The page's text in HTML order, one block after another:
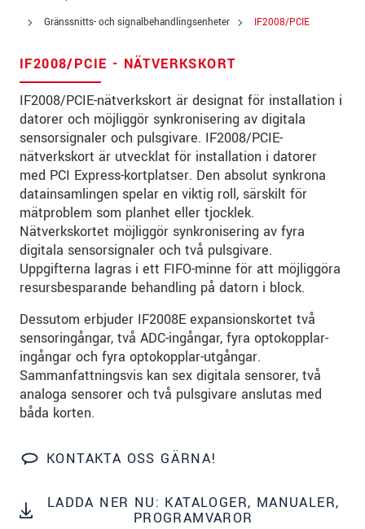
Gränssnitts- och signalbehandlingsenheter
IF2008/PCIE
IF2008/PCIE - NÄTVERKSKORT
IF2008/PCIE-nätverkskort är designat för installation i
datorer och möjliggör synkronisering av digitala
sensorsignaler och pulsgivare. IF2008/PCIE-
nätverkskort är utvecklat för installation i datorer
med PCI Express-kortplatser. Den absolut synkrona
datainsamlingen spelar en viktig roll, särskilt för
mätproblem som planhet eller tjocklek.
Nätverkskortet möjliggör synkronisering av fyra
digitala sensorsignaler och två pulsgivare.
Uppgifterna lagras i ett FIFO-minne för att möjliggöra
resursbesparande behandling på datorn i block.
Dessutom erbjuder IF2008E expansionskortet två
sensoringångar, två ADC-ingångar, fyra optokopplar-
ingångar och fyra optokopplar-utgångar.
Sammanfattningsvis kan sex digitala sensorer, två
analoga sensorer och två pulsgivare anslutas med
båda korten.
KONTAKTA OSS GÄRNA!
LADDA NER NU: KATALOGER, MANUALER,
PROGRAMVAROR
Gata*
Land *
Telefon*
E-post*
Meddelande*
Vi behandlar dina uppgifter konfidentiellt. Läs vår
integritetspolicy
SKICKA MEDDELANDE